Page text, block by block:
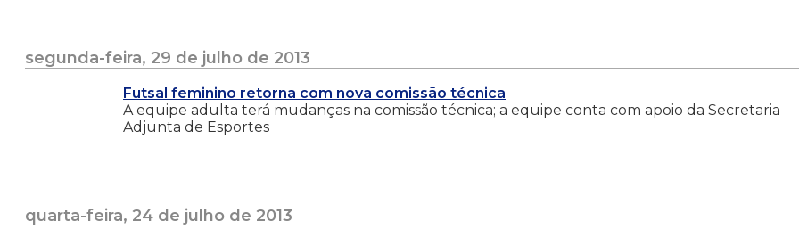
segunda-feira, 29 de julho de 2013
Futsal feminino retorna com nova comissão técnica
A equipe adulta terá mudanças na comissão técnica; a equipe conta com apoio da Secretaria
Adjunta de Esportes
quarta-feira, 24 de julho de 2013